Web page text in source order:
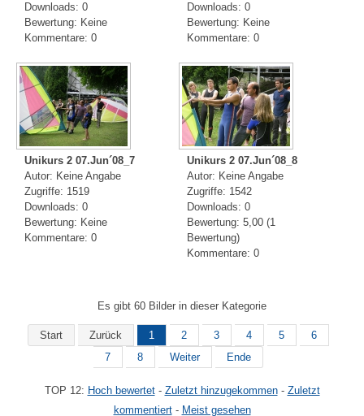
Downloads: 0
Bewertung: Keine
Kommentare: 0
Downloads: 0
Bewertung: Keine
Kommentare: 0
Unikurs 2 07.Jun´08_7
Autor: Keine Angabe
Zugriffe: 1519
Downloads: 0
Bewertung: Keine
Kommentare: 0
Unikurs 2 07.Jun´08_8
Autor: Keine Angabe
Zugriffe: 1542
Downloads: 0
Bewertung: 5,00 (1
Bewertung)
Kommentare: 0
Es gibt 60 Bilder in dieser Kategorie
Start Zurück 1 2 3 4 5
6
7
8 Weiter Ende
TOP 12: Hoch bewertet- Zuletzt hinzugekommen- Zuletzt
kommentiert- Meist gesehen